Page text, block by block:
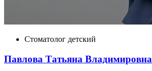
Стоматолог детский
Павлова Татьяна Владимировна